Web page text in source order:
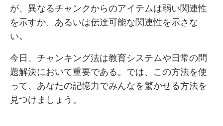
が、異なるチャンクからのアイテムは弱い関連性
を示すか、あるいは伝達可能な関連性を示さな
い。
今日、チャンキング法は教育システムや日常の問
題解決において重要である。では、この方法を使
って、あなたの記憶力でみんなを驚かせる方法を
見つけましょう。